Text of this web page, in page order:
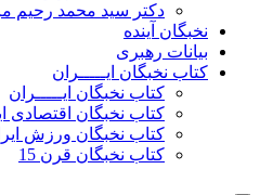
دکتر سید محمد رحیم
نخبگان آینده
بیانات رهبری
کتاب نخبگان ایـــــران
کتاب نخبگان ایـــــران
کتاب نخبگان اقتصادی
کتاب نخبگان ورزش
کتاب نخبگان قرن 15